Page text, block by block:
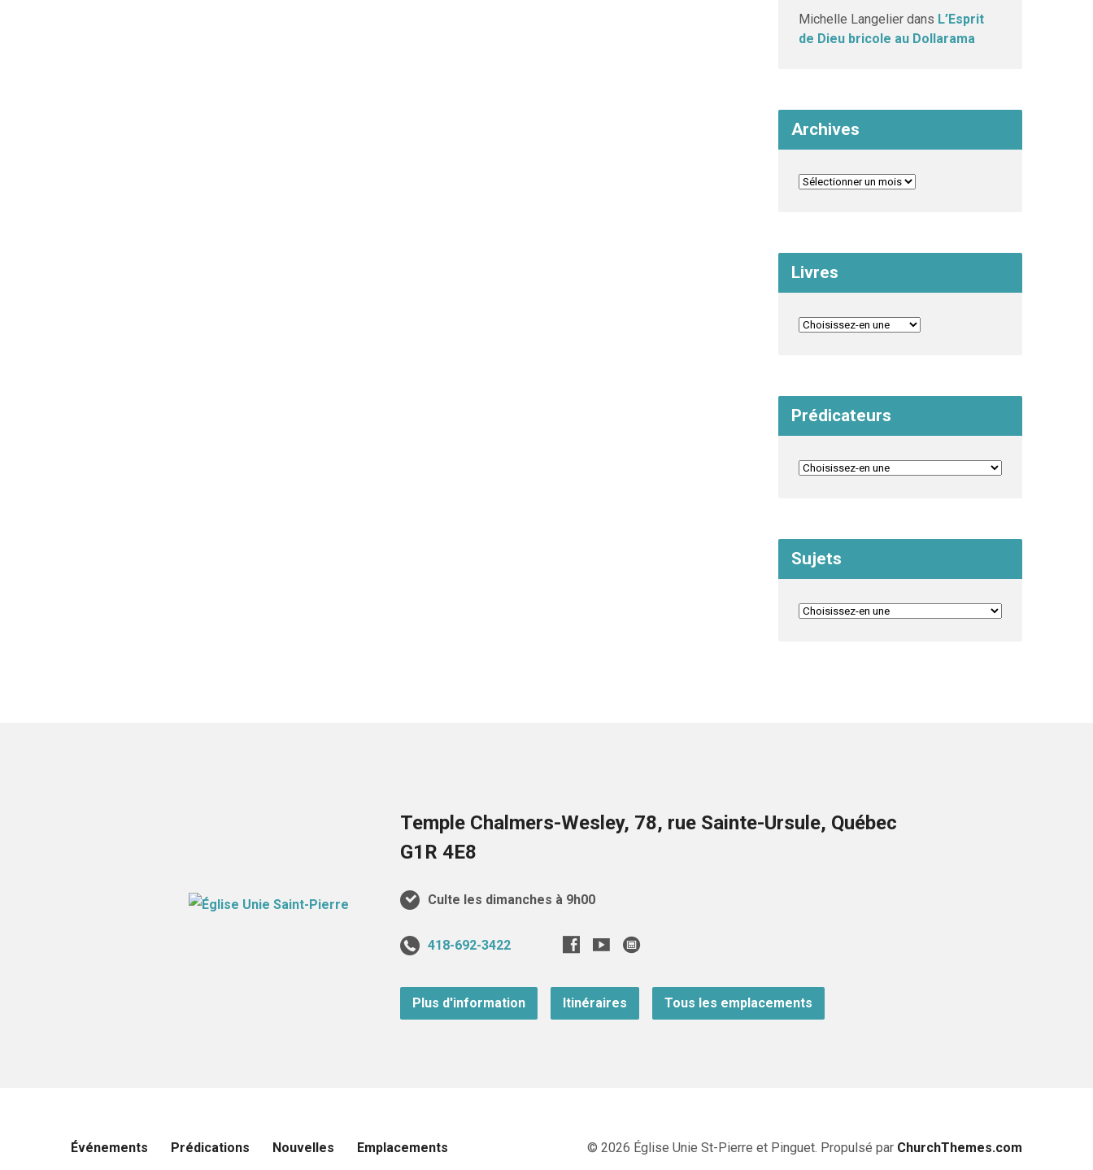
Michelle Langelier dans L’Esprit
de Dieu bricole au Dollarama
Archives
Livres
Prédicateurs
Sujets
Temple Chalmers-Wesley, 78, rue Sainte-Ursule, Québec
G1R 4E8
Culte les dimanches à 9h00
418-692-3422
Plus d'information Itinéraires Tous les emplacements
Événements Prédications Nouvelles Emplacements © 2026 Église Unie St-Pierre et Pinguet. Propulsé par ChurchThemes.com